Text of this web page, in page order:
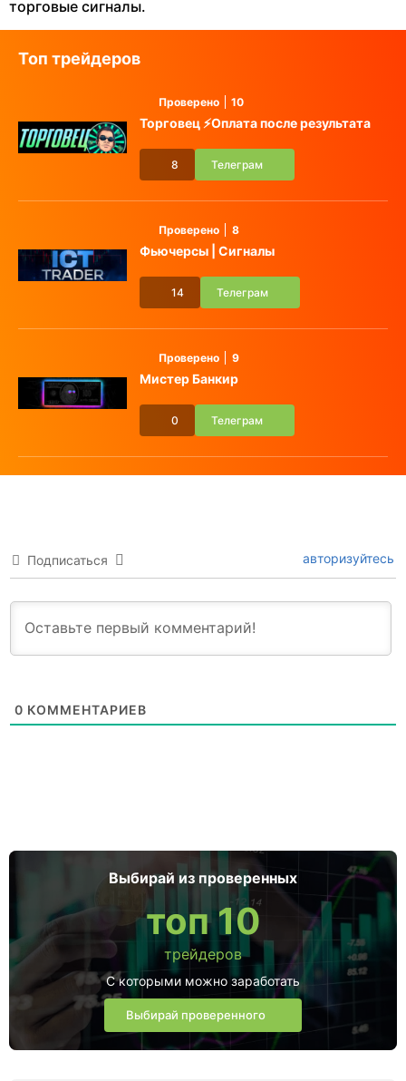
торговые сигналы.
Топ трейдеров
Проверено 10
Торговец ⚡️Оплата после результата
8 Телеграм
Проверено 8
Фьючерсы | Сигналы
14 Телеграм
Проверено 9
Мистер Банкир
0 Телеграм
Подписаться авторизуйтесь
0 КОММЕНТАРИЕВ
Выбирай из проверенных
топ 10
трейдеров
С которыми можно заработать
Выбирай проверенного